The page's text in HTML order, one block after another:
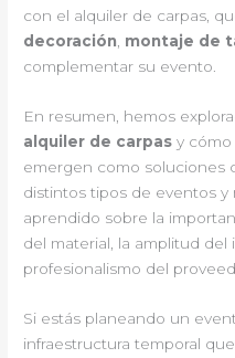
con el alquiler de carpas,
decoración montaje de
complementar su evento.
En resumen, hemos
alquiler de carpas y cómo
emergen como soluciones
distintos tipos de eventos y
aprendido sobre la
del material, la amplitud del
profesionalismo del
Si estás planeando un
infraestructura temporal